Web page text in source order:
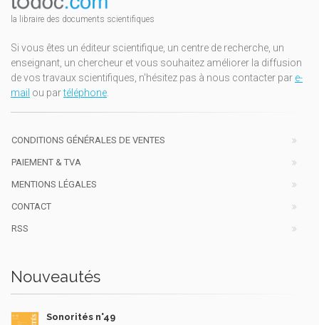
la libraire des documents scientifiques
Si vous êtes un éditeur scientifique, un centre de recherche, un
enseignant, un chercheur et vous souhaitez améliorer la diffusion
de vos travaux scientifiques, n'hésitez pas à nous contacter par e-
mail ou partéléphone
CONDITIONS GÉNÉRALES DE VENTES
PAIEMENT & TVA
MENTIONS LÉGALES
CONTACT
RSS
Nouveautés
Sonorités n°49